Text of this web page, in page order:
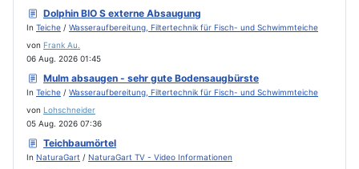
Dolphin BIO S externe Absaugung
In Teiche / Wasseraufbereitung, Filtertechnik für Fisch- und Schwimmteiche
von Frank Au.
06 Aug. 2026 01:45
Mulm absaugen - sehr gute Bodensaugbürste
In Teiche / Wasseraufbereitung, Filtertechnik für Fisch- und Schwimmteiche
von Lohschneider
05 Aug. 2026 07:36
Teichbaumörtel
In NaturaGart / NaturaGart TV - Video Informationen